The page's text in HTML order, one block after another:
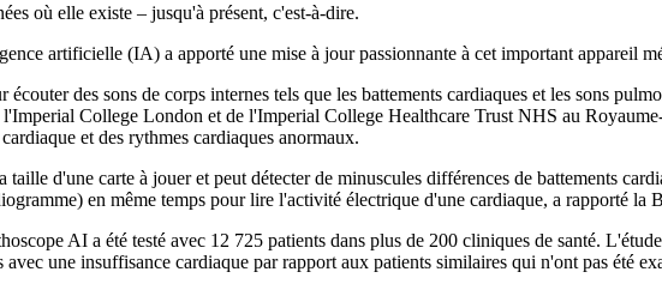
où elle existe – jusqu'à présent, c'est-à-dire.
artificielle (IA) a apporté une mise à jour passionnante à cet important appareil
des sons de corps internes tels que les battements cardiaques et les sons
College London et de l'Imperial College Healthcare Trust NHS au
et des rythmes cardiaques anormaux.
taille d'une carte à jouer et peut détecter de minuscules différences de battements
en même temps pour lire l'activité électrique d'une cardiaque, a rapporté la
AI a été testé avec 12 725 patients dans plus de 200 cliniques de santé.
une insuffisance cardiaque par rapport aux patients similaires qui n'ont pas été